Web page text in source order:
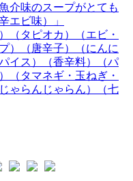
介味のスープがとても
エビ味）」
（タピオカ）（エビ・
）（唐辛子）（にんに
イス）（香辛料）（パ
（タマネギ・玉ねぎ・
ゃらんじゃらん）（七